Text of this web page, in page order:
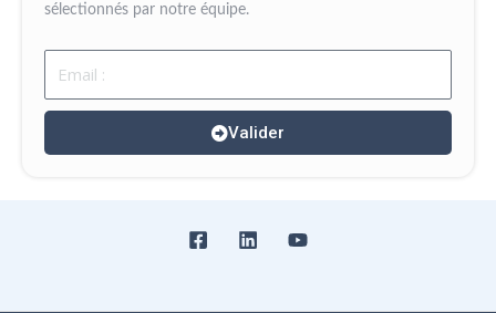
sélectionnés par notre équipe.
Email
Valider